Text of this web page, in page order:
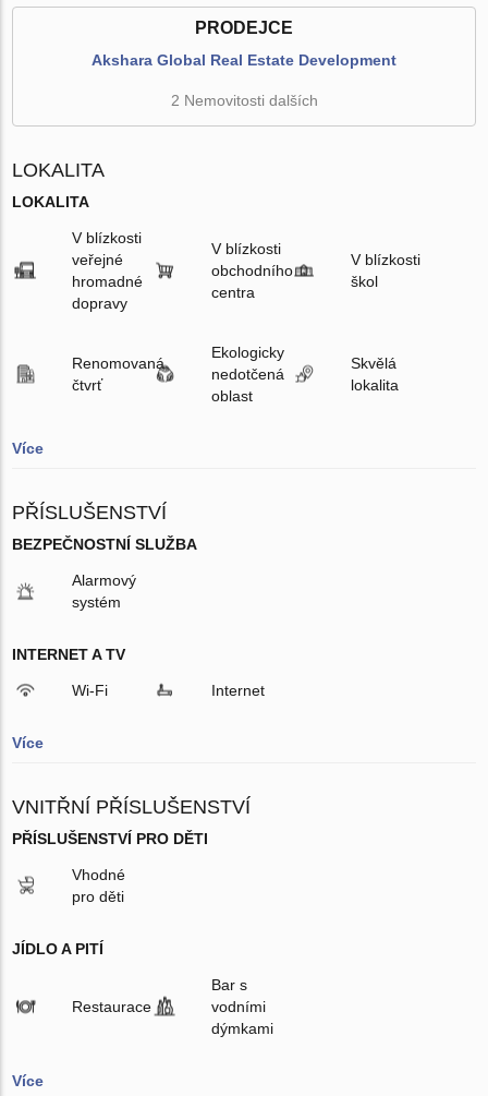
PRODEJCE
Akshara Global Real Estate Development
2 Nemovitosti dalších
LOKALITA
LOKALITA
V blízkosti
veřejné
hromadné
dopravy
V blízkosti
obchodního
centra
V blízkosti
škol
Renomovaná
čtvrť
Ekologicky
nedotčená
oblast
Skvělá
lokalita
Více
PŘÍSLUŠENSTVÍ
BEZPEČNOSTNÍ SLUŽBA
Alarmový
systém
INTERNET A TV
Wi-Fi Internet
Více
VNITŘNÍ PŘÍSLUŠENSTVÍ
PŘÍSLUŠENSTVÍ PRO DĚTI
Vhodné
pro děti
JÍDLO A PITÍ
Restaurace
Bar s
vodními
dýmkami
Více